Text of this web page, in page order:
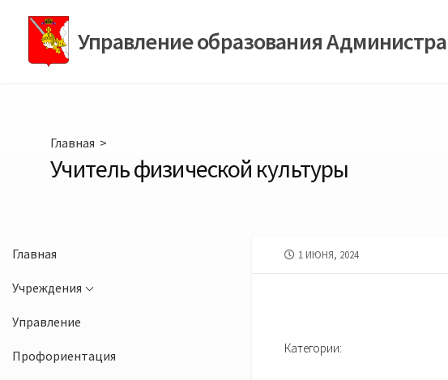
содержимомуУправление образования
Главная >
Учитель физической культуры
Главная
Учреждения
Управление
Профориентация
ДАТА
1 ИЮНЯ, 2024
Категории: